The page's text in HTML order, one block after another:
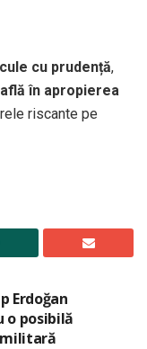
cu prudență,
în apropierea
riscante pe
Erdoğan
o posibilă